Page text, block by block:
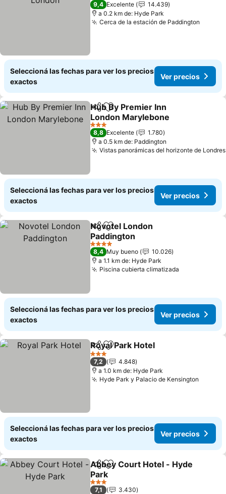
9,4 Excelente
14.439
a 0.2 km de: Hyde Park
Cerca de la estación de Paddington
Seleccioná las fechas para ver los precios
exactos
Ver precios
CompartirAñadir a favoritos
Hub By Premier Inn
London Marylebone
Ver precios
3 Estrellas
8,8 Excelente
1.780
a 0.5 km de: Paddington
Vistas panorámicas del horizonte de Londres
Seleccioná las fechas para ver los precios
exactos
Ver precios
CompartirAñadir a favoritos
Novotel London
Paddington
Ver precios
4 Estrellas
8,4 Muy bueno
10.026
a 1.1 km de: Hyde Park
Piscina cubierta climatizada
Seleccioná las fechas para ver los precios
exactos
Ver precios
CompartirAñadir a favoritos
Royal Park Hotel
3 Estrellas
7,2
4.848
a 1.0 km de: Hyde Park
Hyde Park y Palacio de Kensington
Seleccioná las fechas para ver los precios
exactos
Ver precios
CompartirAñadir a favoritos
Abbey Court Hotel - Hyde
Park
Ver precios
3 Estrellas
7,1
3.430